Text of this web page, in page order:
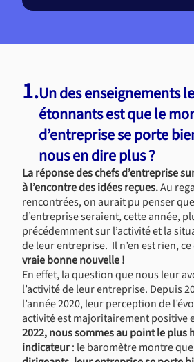
1.Un des enseignements
étonnants est que le
d’entreprise se porte
nous en dire plus ?
La réponse des chefs d’entreprise
à l’encontre des idées reçues.Au
rencontrées, on aurait pu penser
d’entreprise seraient, cette année,
précédemment sur l’activité et la
de leur entreprise. Il n’en est rien,
vraie bonne nouvelle !
En effet, la question que nous leur
l’activité de leur entreprise. Depuis
l’année 2020, leur perception de
activité est majoritairement positive
2022, nous sommes au point le plus
indicateur: le baromètre montre que